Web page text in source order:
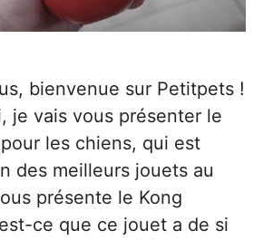
bienvenue sur Petitpets !
je vais vous présenter le
les chiens, qui est
des meilleurs jouets au
présente le Kong
ce que ce jouet a de si